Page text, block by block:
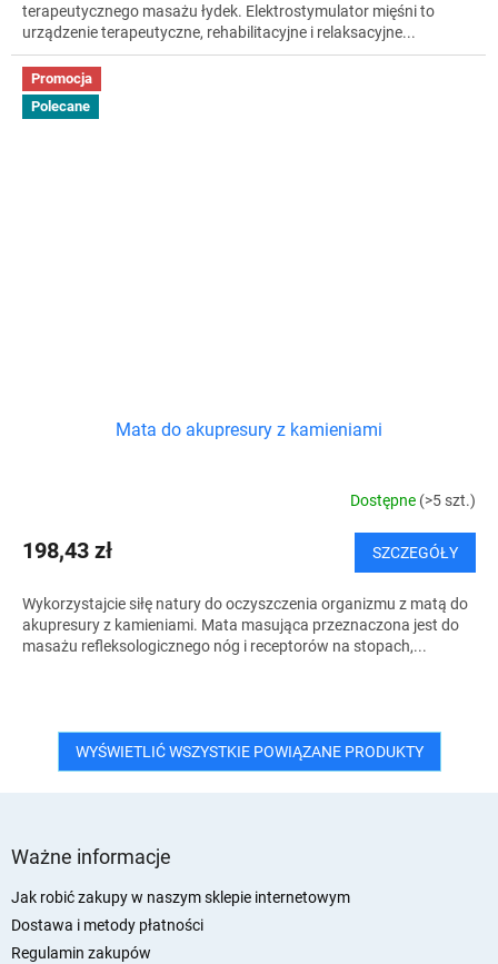
terapeutycznego masażu łydek. Elektrostymulator mięśni to
urządzenie terapeutyczne, rehabilitacyjne i relaksacyjne...
Promocja
Polecane
Mata do akupresury z kamieniami
Dostępne (>5 szt.)
198,43 zł SZCZEGÓŁY
Wykorzystajcie siłę natury do oczyszczenia organizmu z matą do
akupresury z kamieniami. Mata masująca przeznaczona jest do
masażu refleksologicznego nóg i receptorów na stopach,...
WYŚWIETLIĆ WSZYSTKIE POWIĄZANE PRODUKTY
Ważne informacje
Jak robić zakupy w naszym sklepie internetowym
Dostawa i metody płatności
Regulamin zakupów